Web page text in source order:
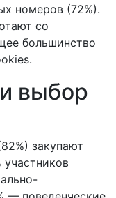
номеров (72%).
со
большинство
выбор
закупают